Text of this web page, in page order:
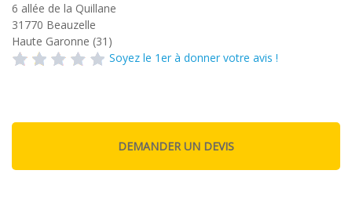
6 allée de la Quillane
31770 Beauzelle
Haute Garonne (31)
Soyez le 1er à donner votre avis !